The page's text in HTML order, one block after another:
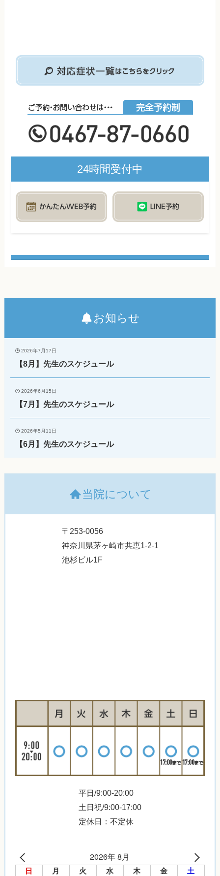
24時間受付中
お知らせ
2026年7月17日
【8月】先生のスケジュール
2026年6月15日
【7月】先生のスケジュール
2026年5月11日
【6月】先生のスケジュール
当院について
〒253-0056
神奈川県茅ヶ崎市共恵1-2-1
池杉ビル1F
平日/9:00-20:00
土日祝/9:00-17:00
定休日：不定休
2026年 8月
日 月 火 水 木 金 土